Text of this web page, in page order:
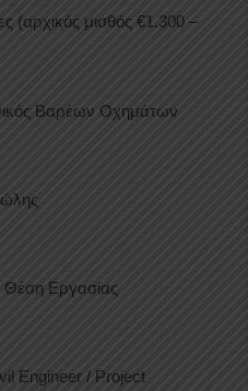
(αρχικός μισθός €1.300 –
Βαρέων Οχημάτων
Εργασίας
Engineer / Project